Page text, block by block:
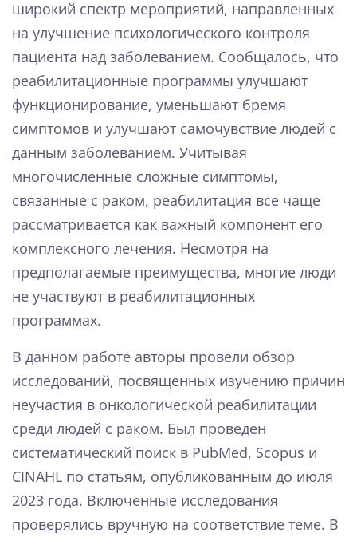
широкий спектр мероприятий, направленных
на улучшение психологического контроля
пациента над заболеванием. Сообщалось, что
реабилитационные программы улучшают
функционирование, уменьшают бремя
симптомов и улучшают самочувствие людей с
данным заболеванием. Учитывая
многочисленные сложные симптомы,
связанные с раком, реабилитация все чаще
рассматривается как важный компонент его
комплексного лечения. Несмотря на
предполагаемые преимущества, многие люди
не участвуют в реабилитационных
программах.
В данном работе авторы провели обзор
исследований, посвященных изучению причин
неучастия в онкологической реабилитации
среди людей с раком. Был проведен
систематический поиск в PubMed, Scopus и
CINAHL по статьям, опубликованным до июля
2023 года. Включенные исследования
проверялись вручную на соответствие теме. В